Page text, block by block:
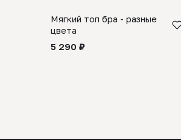
Мягкий топ бра - разные
цвета
5 290 ₽